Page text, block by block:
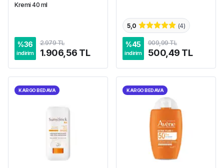
Kremi 40 ml
%36
indirim
2.979 TL
1.906,56 TL
5,0 (4)
%45
indirim
909,99 TL
500,49 TL
KARGO BEDAVA KARGO BEDAVA